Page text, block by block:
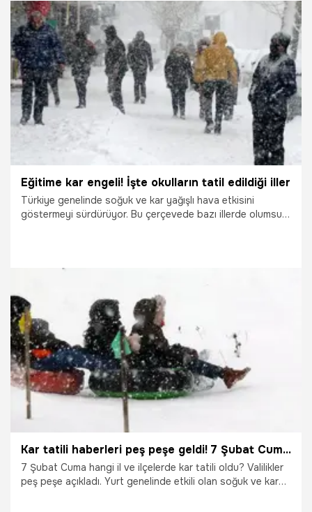
26.02.2025 Gündem
Eğitime kar engeli! İşte okulların tatil edildiği iller
Türkiye genelinde soğuk ve kar yağışlı hava etkisini
göstermeyi sürdürüyor. Bu çerçevede bazı illerde olumsuz
25.02.2025 Gündem
Kar tatili haberleri peş peşe geldi! 7 Şubat Cuma hangi illerde okullar tatil?
7 Şubat Cuma hangi il ve ilçelerde kar tatili oldu? Valilikler
peş peşe açıkladı. Yurt genelinde etkili olan soğuk ve kar